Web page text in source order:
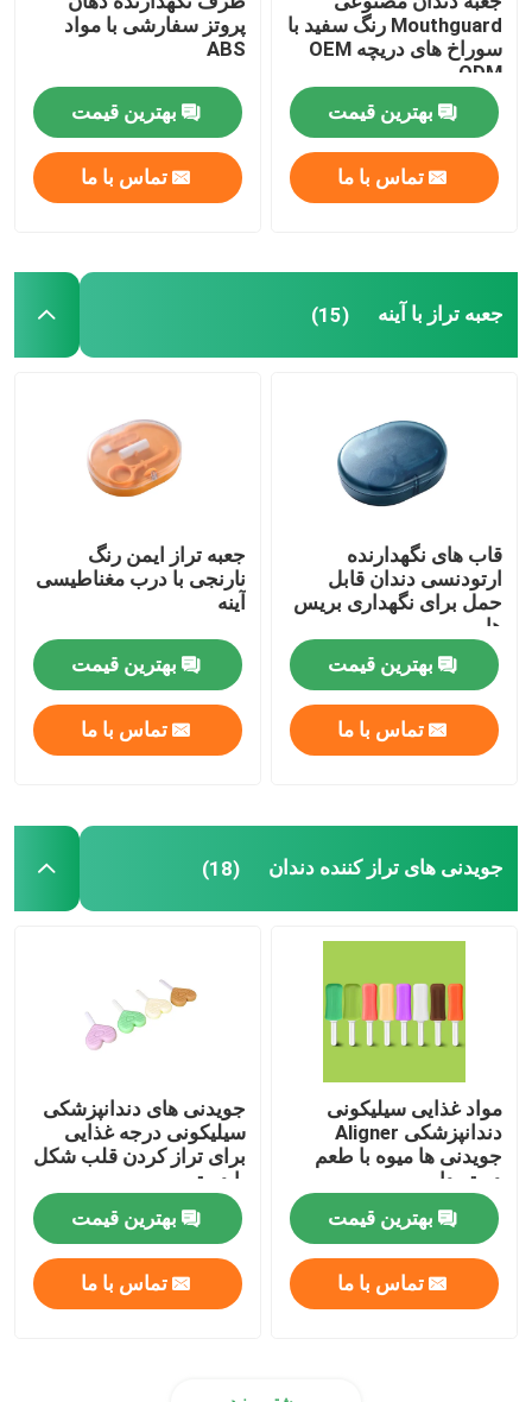
با ما تماس بگیرید
درخواست نقل قول
جعبه تاج دندان
جعبه پروتز دندان
جویدنی های تراز کننده دندان
ترمیم کننده ارتودنسی
اتصال دهنده های آزمایشگاه دندانپزشکی
اتصالات لیگاتور ارتودنسی
کیت پولیش دندان
برس تمیز کردن دندان مصنوعی
واکس ارتودنسی دندان
قطعات اجکتور بزاق
مواد مصرفی دندانپزشکی
Mouthguard رنگ سفید با
سوراخ های دریچه OEM
ODM
بهترین قیمت
تماس با ما
پروتز سفارشی با مواد
ABS
بهترین قیمت
تماس با ما
جعبه تراز با آینه (15)
قاب های نگهدارنده
ارتودنسی دندان قابل
حمل برای نگهداری بریس
ها
بهترین قیمت
تماس با ما
جعبه تراز ایمن رنگ
نارنجی با درب مغناطیسی
آینه
بهترین قیمت
تماس با ما
جویدنی های تراز کننده دندان (18)
مواد غذایی سیلیکونی
دندانپزشکی Aligner
جویدنی ها میوه با طعم
دسته دار
بهترین قیمت
تماس با ما
جویدنی های دندانپزشکی
سیلیکونی درجه غذایی
برای تراز کردن قلب شکل
با دسته
بهترین قیمت
تماس با ما